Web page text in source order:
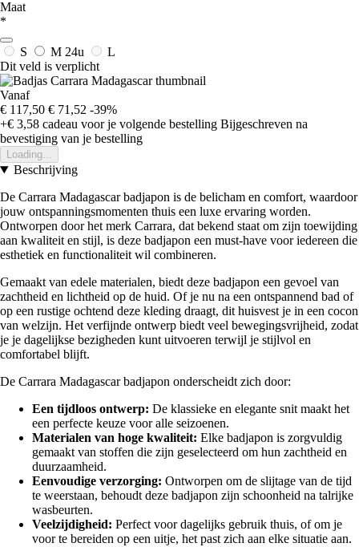
Maat
*
S M 24u
L
Dit veld is verplicht
Vanaf
€ 117,50 € 71,52 -39%
+€ 3,58 cadeau voor je volgende bestelling Bijgeschreven na
bevestiging van je bestelling
Loading...
Beschrijving
De Carrara Madagascar badjapon is de belicham en comfort, waardoor
jouw ontspanningsmomenten thuis een luxe ervaring worden.
Ontworpen door het merk Carrara, dat bekend staat om zijn toewijding
aan kwaliteit en stijl, is deze badjapon een must-have voor iedereen die
esthetiek en functionaliteit wil combineren.
Gemaakt van edele materialen, biedt deze badjapon een gevoel van
zachtheid en lichtheid op de huid. Of je nu na een ontspannend bad of
op een rustige ochtend deze kleding draagt, dit huisvest je in een cocon
van welzijn. Het verfijnde ontwerp biedt veel bewegingsvrijheid, zodat
je je dagelijkse bezigheden kunt uitvoeren terwijl je stijlvol en
comfortabel blijft.
De Carrara Madagascar badjapon onderscheidt zich door:
Een tijdloos ontwerp: De klassieke en elegante snit maakt het
een perfecte keuze voor alle seizoenen.
Materialen van hoge kwaliteit: Elke badjapon is zorgvuldig
gemaakt van stoffen die zijn geselecteerd om hun zachtheid en
duurzaamheid.
Eenvoudige verzorging: Ontworpen om de slijtage van de tijd
te weerstaan, behoudt deze badjapon zijn schoonheid na talrijke
wasbeurten.
Veelzijdigheid: Perfect voor dagelijks gebruik thuis, of om je
voor te bereiden op een uitje, het past zich aan elke situatie aan.